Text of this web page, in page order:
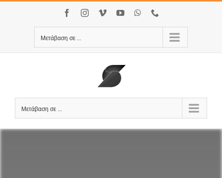
περιεχόμενο
FacebookInstagram
VimeoYouTubeWhatsApp
Μετάβαση σε ...
Μετάβαση σε ...